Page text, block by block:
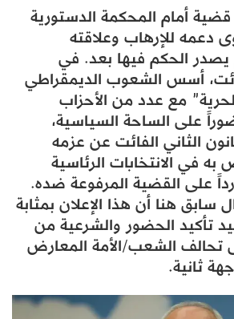
رفعت قضية أمام المحكمة الدستورية
دعمه للإرهاب وعلاقته
يصدر الحكم فيها بعد. في
أسس الشعوب الديمقراطي
مع عدد من الأحزاب
على الساحة السياسية،
الثاني الفائت عن عزمه
في الانتخابات الرئاسية
رداً على القضية المرفوعة ضده.
سابق هنا أن هذا الإعلان بمثابة
تأكيد الحضور والشرعية من
الشعب/الأمة المعارض
ثانية.